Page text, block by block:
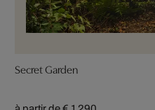
Secret Garden